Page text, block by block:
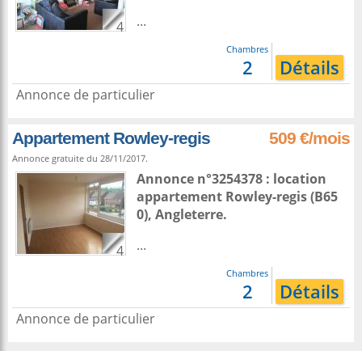
4
...
Chambres
2 Détails
Annonce de particulier
Appartement Rowley-regis 509 €/mois
Annonce gratuite du 28/11/2017.
4
Annonce n°3254378 : location
appartement Rowley-regis(B65
0), Angleterre.
...
Chambres
2 Détails
Annonce de particulier